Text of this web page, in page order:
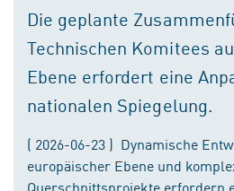
Die geplante
Technischen Komitees
Ebene erfordert eine
nationalen Spiegelung.
( 2026-06-23 ) Dynamische
europäischer Ebene und
Querschnittsprojekte erfordern